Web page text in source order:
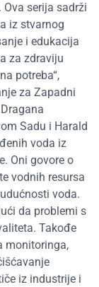
Ova serija sadrži
iz stvarnog
i edukacija
za zdraviju
potreba“,
za Zapadni
Sadu i Harald
voda iz
Oni govore o
vodnih resursa
voda.
da problemi s
Takođe
monitoringa,
iz industrije i